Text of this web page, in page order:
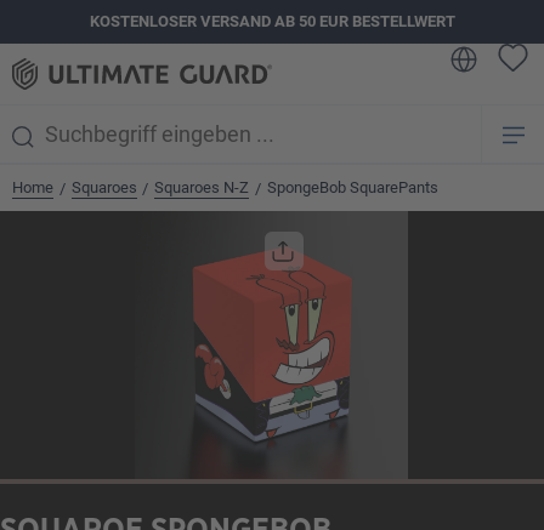
springenKOSTENLOSER VERSAND AB 50 EUR BESTELLWERT
Home / Squaroes / Squaroes N-Z / SpongeBob SquarePants